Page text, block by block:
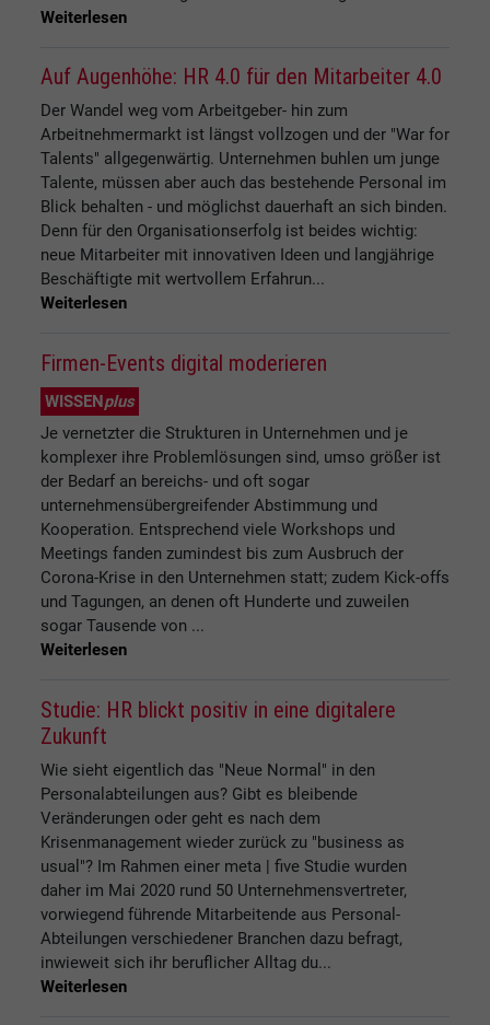
Weiterlesen
Auf Augenhöhe: HR 4.0 für den Mitarbeiter 4.0
Der Wandel weg vom Arbeitgeber- hin zum
Arbeitnehmermarkt ist längst vollzogen und der "War for
Talents" allgegenwärtig. Unternehmen buhlen um junge
Talente, müssen aber auch das bestehende Personal im
Blick behalten - und möglichst dauerhaft an sich binden.
Denn für den Organisationserfolg ist beides wichtig:
neue Mitarbeiter mit innovativen Ideen und langjährige
Beschäftigte mit wertvollem Erfahrun...
Weiterlesen
Firmen-Events digital moderieren
WISSENplus
Je vernetzter die Strukturen in Unternehmen und je
komplexer ihre Problemlösungen sind, umso größer ist
der Bedarf an bereichs- und oft sogar
unternehmensübergreifender Abstimmung und
Kooperation. Entsprechend viele Workshops und
Meetings fanden zumindest bis zum Ausbruch der
Corona-Krise in den Unternehmen statt; zudem Kick-offs
und Tagungen, an denen oft Hunderte und zuweilen
sogar Tausende von ...
Weiterlesen
Studie: HR blickt positiv in eine digitalere
Zukunft
Wie sieht eigentlich das "Neue Normal" in den
Personalabteilungen aus? Gibt es bleibende
Veränderungen oder geht es nach dem
Krisenmanagement wieder zurück zu "business as
usual"? Im Rahmen einer meta | five Studie wurden
daher im Mai 2020 rund 50 Unternehmensvertreter,
vorwiegend führende Mitarbeitende aus Personal-
Abteilungen verschiedener Branchen dazu befragt,
inwieweit sich ihr beruflicher Alltag du...
Weiterlesen